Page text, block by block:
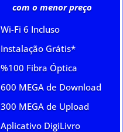
com o menor preço
Wi-Fi 6 Incluso
Instalação Grátis*
%100 Fibra Óptica
600 MEGA de Download
300 MEGA de Upload
Aplicativo DigiLivro